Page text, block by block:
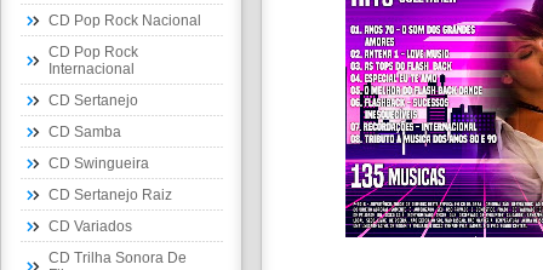
CD Pop Rock Nacional
CD Pop Rock
Internacional
CD Sertanejo
CD Samba
CD Swingueira
CD Sertanejo Raiz
CD Variados
CD Trilha Sonora De